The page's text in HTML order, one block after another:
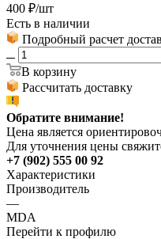
400 ₽/шт
Есть в наличии
Подробный расчет
В корзину
Рассчитать доставку
Обратите внимание!
Цена является
Для уточнения цены
+7 (902) 555 00 92
Характеристики
Производитель
—
MDA
Перейти к профилю